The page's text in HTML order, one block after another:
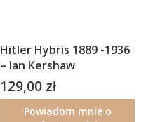
Hitler Hybris 1889 -1936
– Ian Kershaw
Cena
129,00 zł
Powiadom mnie o